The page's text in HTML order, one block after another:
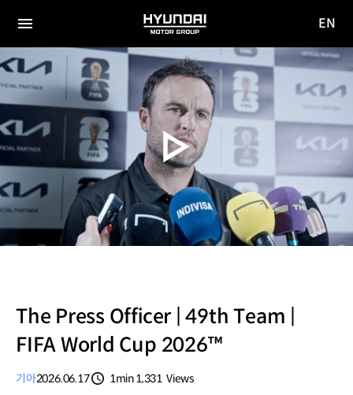
전체
메뉴
HYUNDAI
MOTOR
GROUP
사이
이동
EN
The Press Officer | 49th Team |
FIFA World Cup 2026™
기아2026.06.17
1min1,331 Views